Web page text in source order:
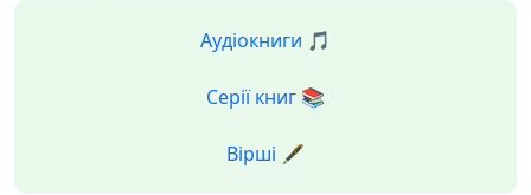
Аудіокниги 🎵
Серії книг 📚
Вірші 🖋️